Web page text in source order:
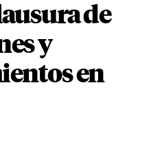
de
y
en